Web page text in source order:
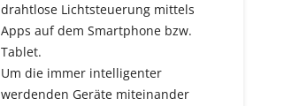
drahtlose Lichtsteuerung mittels
Apps auf dem Smartphone bzw.
Tablet.
Um die immer intelligenter
werdenden Geräte miteinander